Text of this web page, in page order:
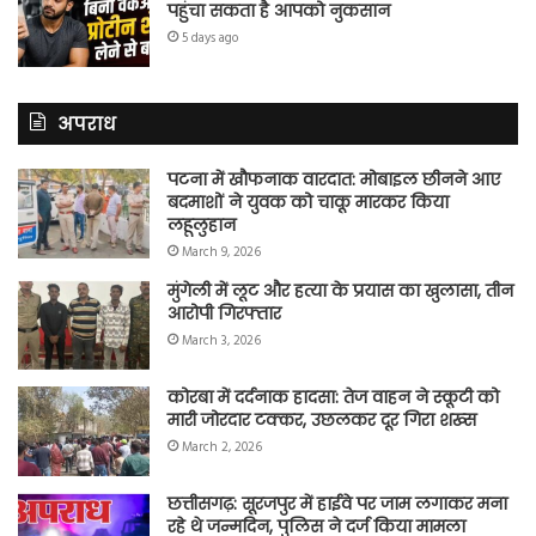
पहुंचा सकता है आपको नुकसान
5 days ago
अपराध
पटना में खौफनाक वारदात: मोबाइल छीनने आए
बदमाशों ने युवक को चाकू मारकर किया
लहूलुहान
March 9, 2026
मुंगेली में लूट और हत्या के प्रयास का खुलासा, तीन
आरोपी गिरफ्तार
March 3, 2026
कोरबा में दर्दनाक हादसा: तेज वाहन ने स्कूटी को
मारी जोरदार टक्कर, उछलकर दूर गिरा शख्स
March 2, 2026
छत्तीसगढ़: सूरजपुर में हाईवे पर जाम लगाकर मना
रहे थे जन्मदिन, पुलिस ने दर्ज किया मामला